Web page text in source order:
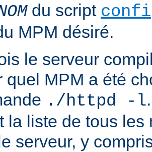
du script
MPM désiré.
le serveur
quel MPM a été
./httpd -l
la liste de tous les
serveur, y